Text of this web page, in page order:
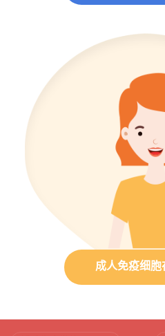
成人免疫细胞